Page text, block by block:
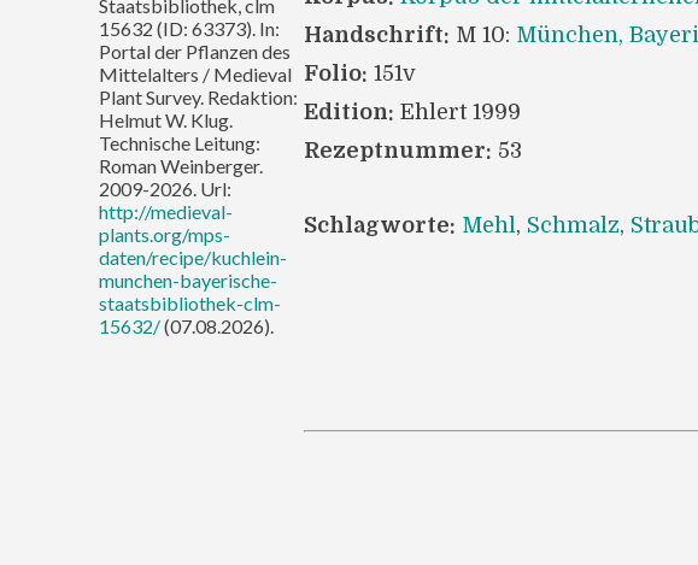
Handschrift: M 10: München,
Folio: 151v
Edition: Ehlert 1999
Rezeptnummer: 53
Schlagworte: Mehl, Schmalz,
Staatsbibliothek, clm
15632 (ID: 63373). In:
Portal der Pflanzen des
Mittelalters / Medieval
Plant Survey. Redaktion:
Helmut W. Klug.
Technische Leitung:
Roman Weinberger.
2009-2026. Url:
http://medieval-
plants.org/mps-
daten/recipe/kuchlein-
munchen-bayerische-
staatsbibliothek-clm-
15632/(07.08.2026).